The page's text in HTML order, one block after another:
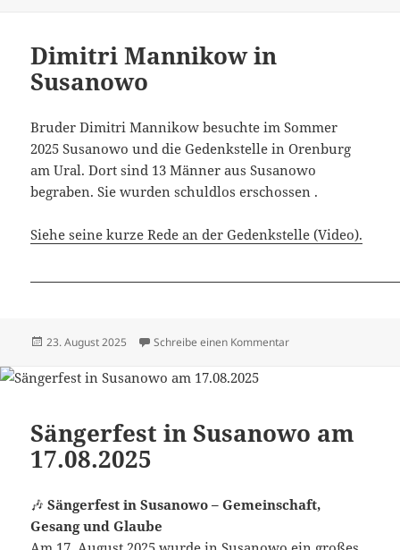
Dimitri Mannikow in
Susanowo
Bruder Dimitri Mannikow besuchte im Sommer
2025 Susanowo und die Gedenkstelle in Orenburg
am Ural. Dort sind 13 Männer aus Susanowo
begraben. Sie wurden schuldlos erschossen .
Siehe seine kurze Rede an der Gedenkstelle (Video).
Veröffentlicht
23. August 2025 Schreibe einen Kommentarzu Dimitri Mannikow
Sängerfest in Susanowo am
17.08.2025
🎶Sängerfest in Susanowo – Gemeinschaft,
Gesang und Glaube